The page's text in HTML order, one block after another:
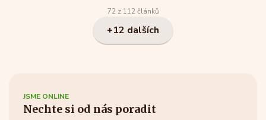
72 z 112 článků
+12 dalších
JSME ONLINE
Nechte si od nás poradit